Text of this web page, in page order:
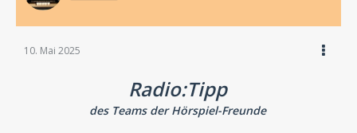
10. Mai 2025
Radio:Tipp
des Teams der Hörspiel-Freunde